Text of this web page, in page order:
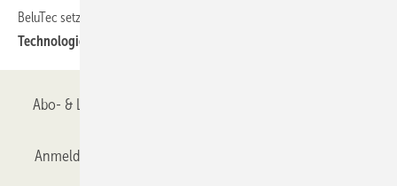
BeluTec setzt auf Beschichtung in GSB-zertifizierter Qualität
Technologie trifft Nachhaltigkeit
Abo- & Leserservice
Anmelden